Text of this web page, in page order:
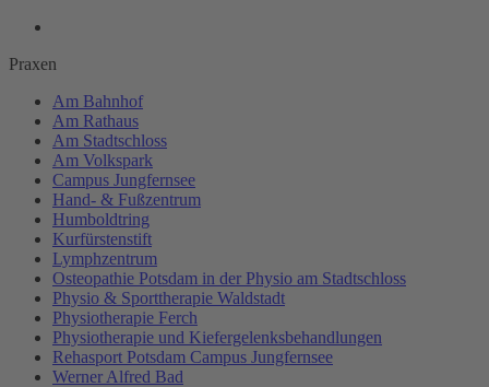
Praxen
Am Bahnhof
Am Rathaus
Am Stadtschloss
Am Volkspark
Campus Jungfernsee
Hand- & Fußzentrum
Humboldtring
Kurfürstenstift
Lymphzentrum
Osteopathie Potsdam in der Physio am Stadtschloss
Physio & Sporttherapie Waldstadt
Physiotherapie Ferch
Physiotherapie und Kiefergelenksbehandlungen
Rehasport Potsdam Campus Jungfernsee
Werner Alfred Bad